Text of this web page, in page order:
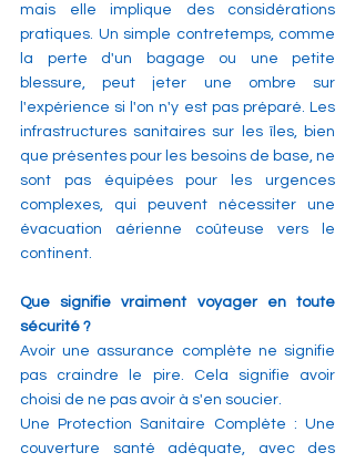
mais elle implique des considérations
pratiques. Un simple contretemps, comme
la perte d'un bagage ou une petite
blessure, peut jeter une ombre sur
l'expérience si l'on n'y est pas préparé. Les
infrastructures sanitaires sur les îles, bien
que présentes pour les besoins de base, ne
sont pas équipées pour les urgences
complexes, qui peuvent nécessiter une
évacuation aérienne coûteuse vers le
continent.
Que signifie vraiment voyager en toute
sécurité ?
Avoir une assurance complète ne signifie
pas craindre le pire. Cela signifie avoir
choisi de ne pas avoir à s'en soucier.
Une Protection Sanitaire Complète : Une
couverture santé adéquate, avec des